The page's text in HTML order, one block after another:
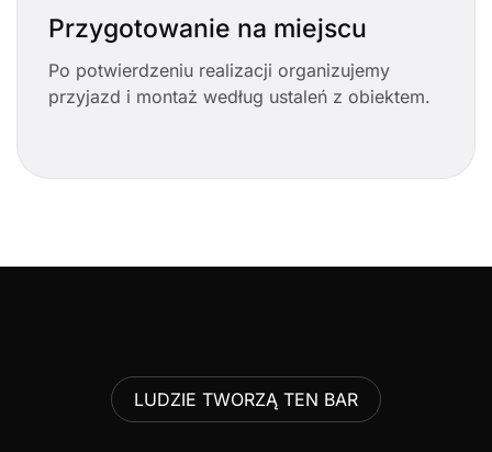
Przygotowanie na miejscu
Po potwierdzeniu realizacji organizujemy
przyjazd i montaż według ustaleń z obiektem.
LUDZIE TWORZĄ TEN BAR